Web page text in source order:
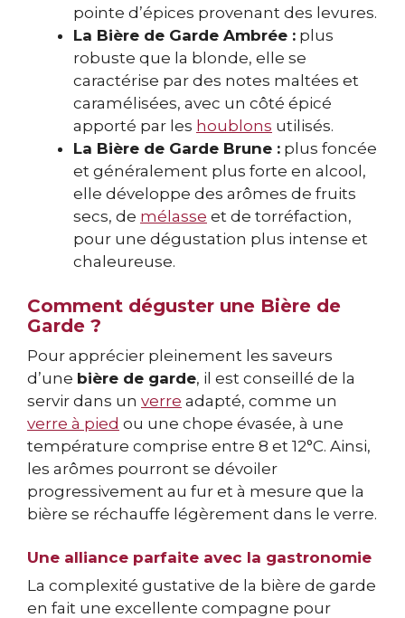
pointe d’épices provenant des levures.
La Bière de Garde Ambrée : plus
robuste que la blonde, elle se
caractérise par des notes maltées et
caramélisées, avec un côté épicé
apporté par les houblons utilisés.
La Bière de Garde Brune : plus foncée
et généralement plus forte en alcool,
elle développe des arômes de fruits
secs, de mélasse et de torréfaction,
pour une dégustation plus intense et
chaleureuse.
Comment déguster une Bière de
Garde ?
Pour apprécier pleinement les saveurs
d’une bière de garde, il est conseillé de la
servir dans un verre adapté, comme un
verre à pied ou une chope évasée, à une
température comprise entre 8 et 12°C. Ainsi,
les arômes pourront se dévoiler
progressivement au fur et à mesure que la
bière se réchauffe légèrement dans le verre.
Une alliance parfaite avec la gastronomie
La complexité gustative de la bière de garde
en fait une excellente compagne pour